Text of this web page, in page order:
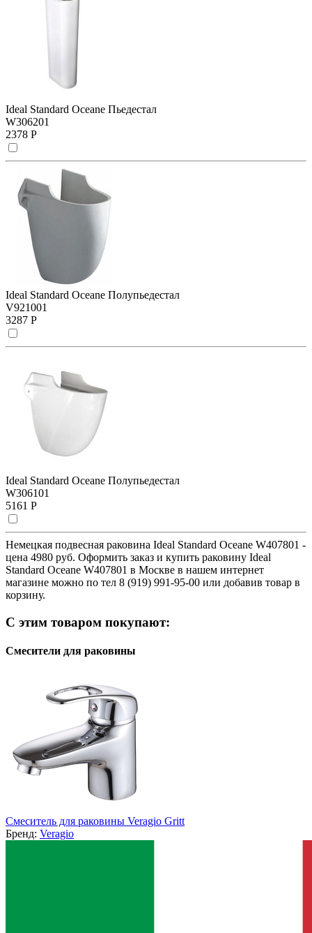
Ideal Standard Oceane Пьедестал
W306201
2378 Р
Ideal Standard Oceane Полупьедестал
V921001
3287 Р
Ideal Standard Oceane Полупьедестал
W306101
5161 Р
Немецкая подвесная раковина Ideal Standard Oceane W407801 -
цена 4980 руб. Оформить заказ и купить раковину Ideal
Standard Oceane W407801 в Москве в нашем интернет
магазине можно по тел 8 (919) 991-95-00 или добавив товар в
корзину.
С этим товаром покупают:
Смесители для раковины
Смеситель для раковины Veragio Gritt
Бренд: Veragio